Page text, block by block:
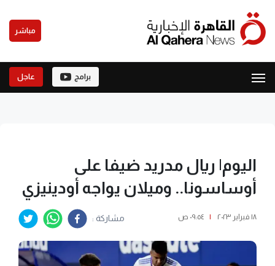
مباشر
برامج عاجل
اليوم| ريال مدريد ضيفا على
أوساسونا.. وميلان يواجه أودينيزي
١٨ فبراير ٢٠٢٣ | ٠٩:٥٤ ص مشاركة :